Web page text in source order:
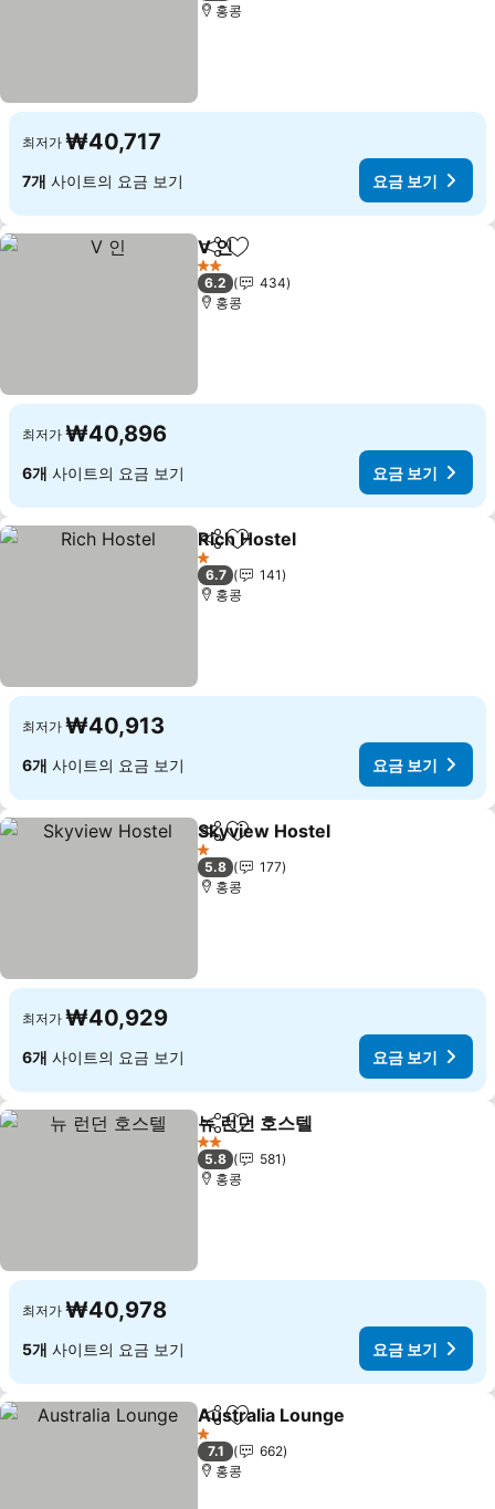
홍콩
최저가 ₩40,717
7개 사이트의 요금 보기 요금 보기
공유 즐겨찾기에 추가
V 인
2 성급
6.2
434
홍콩
최저가 ₩40,896
6개 사이트의 요금 보기 요금 보기
공유 즐겨찾기에 추가
Rich Hostel
1 성급
6.7
141
홍콩
최저가 ₩40,913
6개 사이트의 요금 보기 요금 보기
공유 즐겨찾기에 추가
Skyview Hostel
1 성급
5.8
177
홍콩
최저가 ₩40,929
6개 사이트의 요금 보기 요금 보기
공유 즐겨찾기에 추가
뉴 런던 호스텔
2 성급
5.8
581
홍콩
최저가 ₩40,978
5개 사이트의 요금 보기 요금 보기
공유 즐겨찾기에 추가
Australia Lounge
1 성급
7.1
662
홍콩